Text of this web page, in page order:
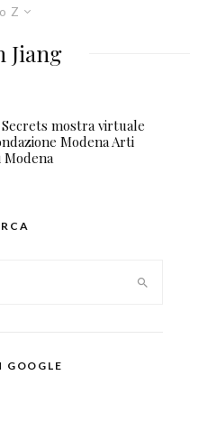
Z
Jiang
mostra virtuale
Modena Arti
Modena
GOOGLE